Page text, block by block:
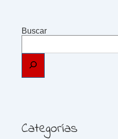
Buscar
Categorías